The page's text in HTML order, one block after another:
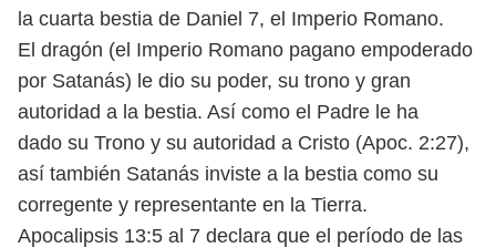
la cuarta bestia de Daniel 7, el Imperio Romano.
El dragón (el Imperio Romano pagano empoderado
por Satanás) le dio su poder, su trono y gran
autoridad a la bestia. Así como el Padre le ha
dado su Trono y su autoridad a Cristo (Apoc. 2:27),
así también Satanás inviste a la bestia como su
corregente y representante en la Tierra.
Apocalipsis 13:5 al 7 declara que el período de las